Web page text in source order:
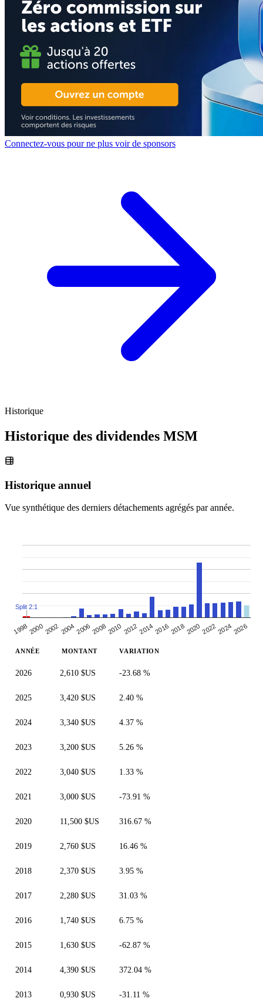
Connectez-vous pour ne plus voir de sponsors
Historique
Historique des dividendes MSM
Historique annuel
Vue synthétique des derniers détachements agrégés par année.
1998200020022004200620082010 20122014201620182020202220242026
Split 2:1
ANNÉE MONTANT VARIATION
2026 2,610 $US -23.68 %
2025 3,420 $US 2.40 %
2024 3,340 $US 4.37 %
2023 3,200 $US 5.26 %
2022 3,040 $US 1.33 %
2021 3,000 $US -73.91 %
2020 11,500 $US 316.67 %
2019 2,760 $US 16.46 %
2018 2,370 $US 3.95 %
2017 2,280 $US 31.03 %
2016 1,740 $US 6.75 %
2015 1,630 $US -62.87 %
2014 4,390 $US 372.04 %
2013 0,930 $US -31.11 %